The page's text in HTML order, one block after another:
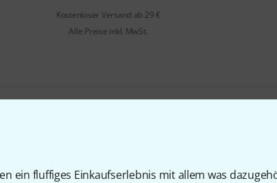
ein fluffiges Einkaufserlebnis mit allem was
Kostenloser Versand ab 29 €
Alle Preise inkl. MwSt.